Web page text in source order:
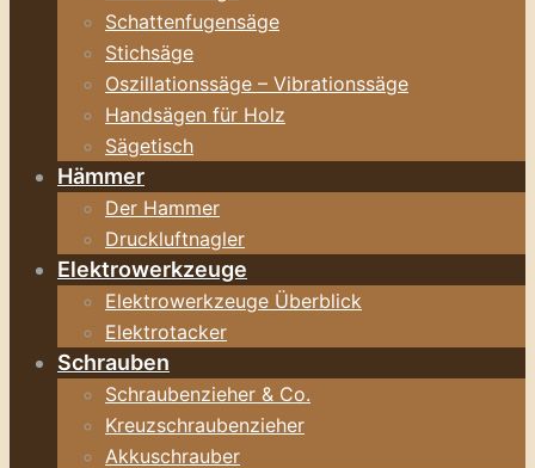
Schattenfugensäge
Stichsäge
Oszillationssäge – Vibrationssäge
Handsägen für Holz
Sägetisch
Hämmer
Der Hammer
Druckluftnagler
Elektrowerkzeuge
Elektrowerkzeuge Überblick
Elektrotacker
Schrauben
Schraubenzieher & Co.
Kreuzschraubenzieher
Akkuschrauber